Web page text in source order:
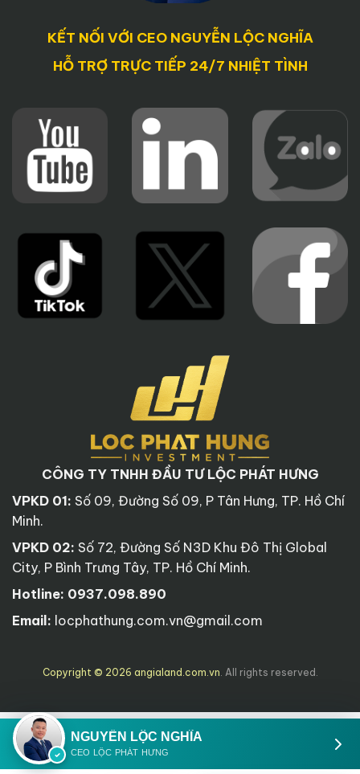
KẾT NỐI VỚI CEO NGUYỄN LỘC NGHĨA
HỖ TRỢ TRỰC TIẾP 24/7 NHIỆT TÌNH
CÔNG TY TNHH ĐẦU TƯ LỘC PHÁT HƯNG
VPKD 01: Số 09, Đường Số 09, P Tân Hưng, TP. Hồ Chí
Minh.
VPKD 02: Số 72, Đường Số N3D Khu Đô Thị Global
City, P Bình Trưng Tây, TP. Hồ Chí Minh.
Hotline: 0937.098.890
Email: locphathung.com.vn@gmail.com
Copyright © 2026 angialand.com.vn . All rights reserved.
NGUYỄN LỘC NGHĨA
CEO LỘC PHÁT HƯNG